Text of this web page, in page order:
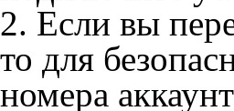
2. Если вы
то для
номера